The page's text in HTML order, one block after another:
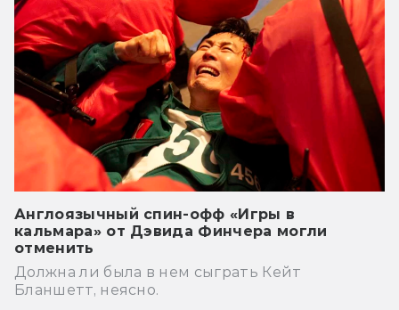
Англоязычный спин-офф «Игры в
кальмара» от Дэвида Финчера могли
отменить
Должна ли была в нем сыграть Кейт
Бланшетт, неясно.